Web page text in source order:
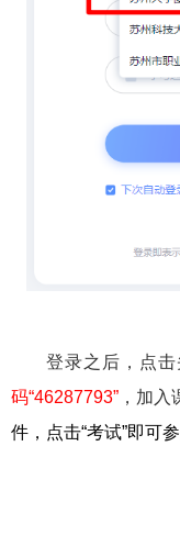
登录之后，点击
码“46287793” ，加入
件，点击“考试”即可